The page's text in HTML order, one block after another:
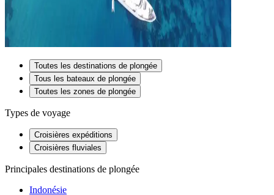
Toutes les destinations de plongée
Tous les bateaux de plongée
Toutes les zones de plongée
Types de voyage
Croisières expéditions
Croisières fluviales
Principales destinations de plongée
Indonésie